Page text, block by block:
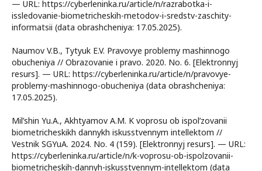
— URL: https://cyberleninka.ru/article/n/razrabotka-i-
issledovanie-biometricheskih-metodov-i-sredstv-zaschity-
informatsii (data obrashcheniya: 17.05.2025).
Naumov V.B., Tytyuk E.V. Pravovye problemy mashinnogo
obucheniya // Obrazovanie i pravo. 2020. No. 6. [Elektronnyj
resurs]. — URL: https://cyberleninka.ru/article/n/pravovye-
problemy-mashinnogo-obucheniya (data obrashcheniya:
17.05.2025).
Mil’shin Yu.A., Akhtyamov A.M. K voprosu ob ispol’zovanii
biometricheskikh dannykh iskusstvennym intellektom //
Vestnik SGYuA. 2024. No. 4 (159). [Elektronnyj resurs]. — URL:
https://cyberleninka.ru/article/n/k-voprosu-ob-ispolzovanii-
biometricheskih-dannyh-iskusstvennym-intellektom (data